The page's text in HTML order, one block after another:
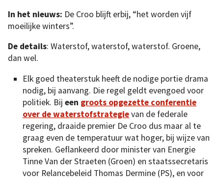
In het nieuws: De Croo blijft erbij, “het worden vijf
moeilijke winters”.
De details: Waterstof, waterstof, waterstof. Groene,
dan wel.
Elk goed theaterstuk heeft de nodige portie drama
nodig, bij aanvang. Die regel geldt evengoed voor
politiek. Bij een groots opgezette conferentie
over de waterstofstrategievan de federale
regering, draaide premier De Croo dus maar al te
graag even de temperatuur wat hoger, bij wijze van
spreken. Geflankeerd door minister van Energie
Tinne Van der Straeten (Groen) en staatssecretaris
voor Relancebeleid Thomas Dermine (PS), en voor